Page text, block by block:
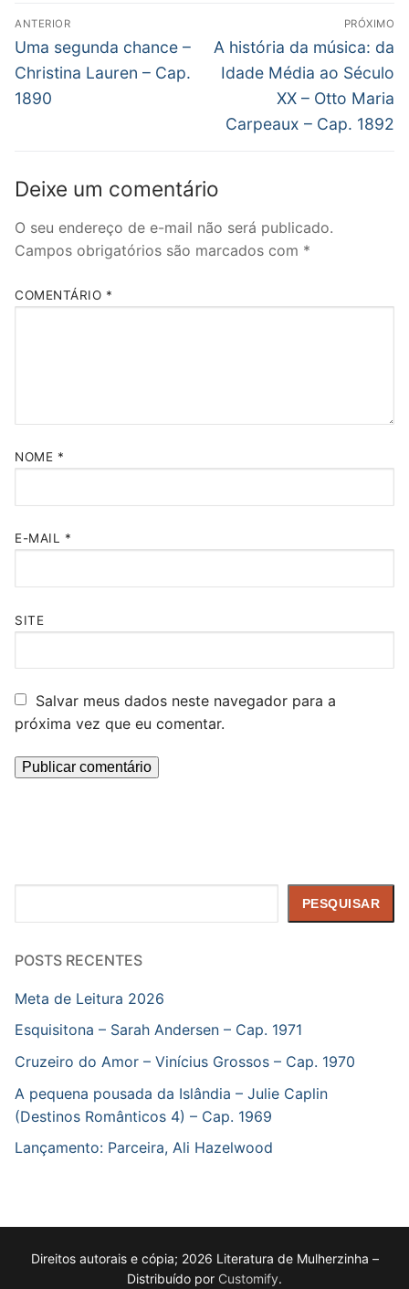
Navegação
de
Post
ANTERIOR
Post
anterior:
Uma segunda chance –
Christina Lauren – Cap.
1890
PRÓXIMO
Próximo
post:
A história da música: da
Idade Média ao Século
XX – Otto Maria
Carpeaux – Cap. 1892
Deixe um comentário
O seu endereço de e-mail não será publicado.
Campos obrigatórios são marcados com *
COMENTÁRIO *
NOME *
E-MAIL *
SITE
Salvar meus dados neste navegador para a
próxima vez que eu comentar.
PESQUISAR
POSTS RECENTES
Meta de Leitura 2026
Esquisitona – Sarah Andersen – Cap. 1971
Cruzeiro do Amor – Vinícius Grossos – Cap. 1970
A pequena pousada da Islândia – Julie Caplin
(Destinos Românticos 4) – Cap. 1969
Lançamento: Parceira, Ali Hazelwood
Direitos autorais e cópia; 2026 Literatura de Mulherzinha –
Distribuído por Customify.